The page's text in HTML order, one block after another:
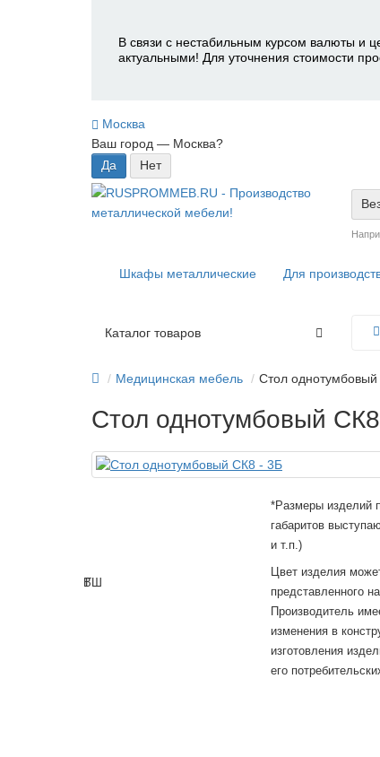
В связи с нестабильным курсом валюты и
актуальными! Для уточнения стоимости
Москва
Ваш город — Москва?
Шкафы металлические Для
Каталог товаров
Медицинская мебель Стол
Стол однотумбовый
Ш
В
Г
*Размеры изделий
габаритов
и т.п.)
Цвет изделия
представленного
Производитель
изменения в
изготовления
его